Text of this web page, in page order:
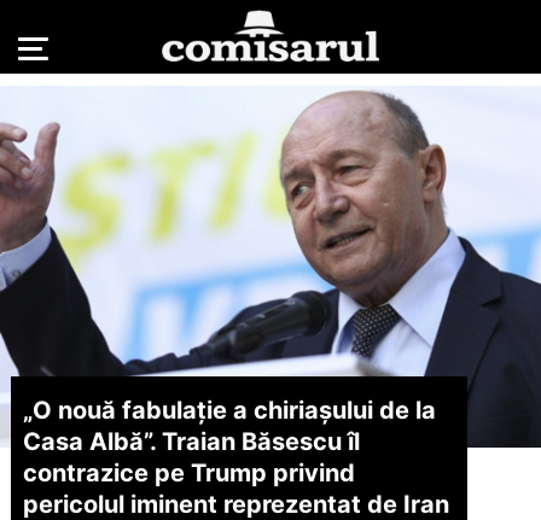
„O nouă fabulație a chiriașului de la
Casa Albă”. Traian Băsescu îl
contrazice pe Trump privind
pericolul iminent reprezentat de Iran